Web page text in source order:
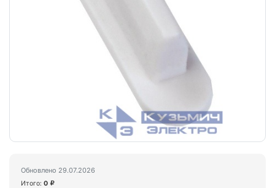
Обновлено 29.07.2026
Итого: 0